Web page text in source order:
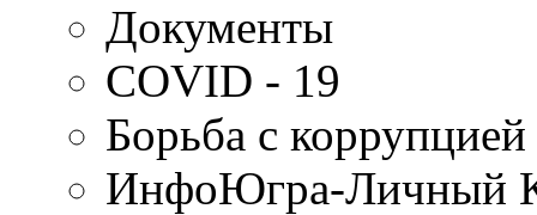
Документы
COVID - 19
Борьба с
ИнфоЮгра-Личный